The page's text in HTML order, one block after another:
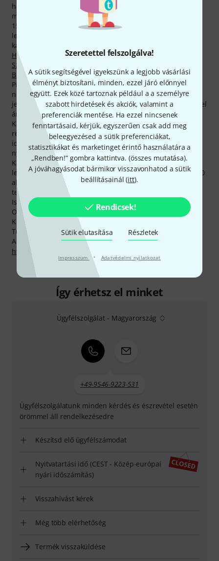
Szeretettel felszolgálva!
A sütik segítségével igyekszünk a legjobb vásárlási
élményt biztosítani, minden, ezzel járó előnnyel
együtt. Ezek közé tartoznak például a a személyre
szabott hirdetések és akciók, valamint a
preferenciák mentése. Ha ezzel nincsenek
fenntartásaid, kérjük, egyszerűen csak add meg
beleegyezésed a sütik preferenciákat,
statisztikákat és marketinget érintő használatára a
„Rendben!” gombra kattintva. (összes mutatása).
A jóváhagyásodat bármikor visszavonhatod a sütik
beállításainál (itt).
Rendicsek!
Sütik elutasítása Részletek
Impresszum · Adatvédelmi nyilatkozat
hangzásminta, 1157 termékértékelés vásárlóinktól és 22,
magazinokban megjelent teszt (több különböző nyelven).
158 termék közül pillanatnyilag összesen 29 található a
legkeresettebb Thomann-termékek közt, a következő
kategóriákban:
Hangversenyzongorák,Master keyboardok (88 billentyűig)
Színpadi zongorák
Billentyűtakarók.
Pillanatnyilag legkeresettebb termékünk a méltán
népszerűKawai ES-60. Az abszolút bajnokKawai ES-120 B
jelenlegi adataink szerint összesen 3.000 alkalommal kelt el
áruházunkból.
Kawai-termékeink a gyártó 2 éves garanciájával
rendelkeznének csupán, ha nem bővítenénk ki a garancia
idejét további egy év vel, így biztosítva vásárlóink teljes
nyugalmát és elégedettségét.
Kawai-termékeink oldalait nyitják meg vásárlóink a
leggyakrabban. Csak az előző hónapban több mint 200.000
alkalommal nyitották meg áruházunk látogatói a gyártó
termékeinek oldalait.
Ismert, Kawai-eszközöket használó zenészek (többek közt)
OneRepublic,
, Steven Curtis Chapman, Joshua Levy,
Kim Deardorff, Mike Jones, Marty Grebb és Michelle
Tumes.
A gyártóval kapcsolatban itt találsz bővebb tájékoztatást:
http://www.kawai.de
Így érhetsz el minket
Ügyfélszolgálat - Magyarország
+49-9546-9223-531
Ügyfélszolgálatunk minden kérdés és észrevétel esetén
örömmel áll rendelkezésedre
Készítsd elő ügyfélszámodat
Nyitvatartási idő (CEST - Közép-európai
nyári időszámítás)
Visszahívást kérek
Még több elérhetőség
Termék visszaküldése